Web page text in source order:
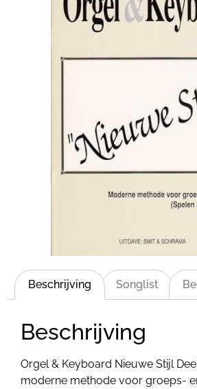
Beschrijving Songlist
Beschrijving
Orgel & Keyboard Nieuwe Stijl
moderne methode voor groeps-